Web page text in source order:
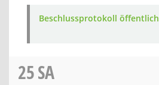
Beschlussprotokoll öffentlich
25SA